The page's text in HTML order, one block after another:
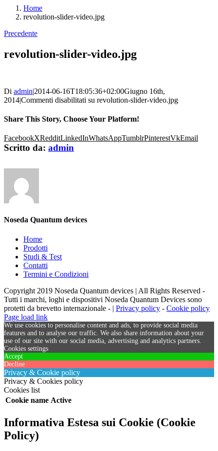
Home
revolution-slider-video.jpg
Precedente
revolution-slider-video.jpg
Di admin|2014-06-16T18:05:36+02:00Giugno 16th,
2014|Commenti disabilitati su revolution-slider-video.jpg
Share This Story, Choose Your Platform!
FacebookXRedditLinkedInWhatsAppTumblrPinterestVkEmail
Scritto da: admin
Noseda Quantum devices
Home
Prodotti
Studi & Test
Contatti
Termini e Condizioni
Copyright 2019 Noseda Quantum devices | All Rights Reserved -
Tutti i marchi, loghi e dispositivi Noseda Quantum Devices sono
protetti da brevetto internazionale - | Privacy policy - Cookie policy
Page load link
We use cookies to personalise content and ads, to provide social media
features and to analyse our traffic. We also share information about your
use of our site with our social media, advertising and analytics partners.
Cookies settings
Accept
Decline
Privacy & Cookie policy
Privacy & Cookies policy
Cookies list
Cookie name Active
Informativa Estesa sui Cookie (Cookie
Policy)